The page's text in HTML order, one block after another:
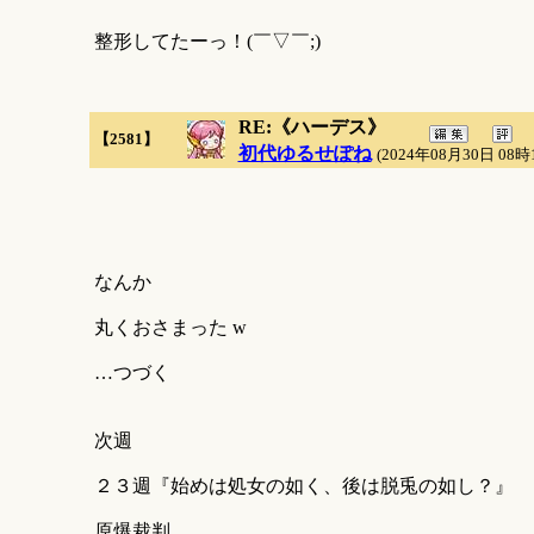
整形してたーっ！(￣▽￣;)
【2581】
RE:《ハーデス》
初代ゆるせぽね (2024年08月30日 08時
なんか
丸くおさまった w
…つづく
次週
２３週『始めは処女の如く、後は脱兎の如し？』